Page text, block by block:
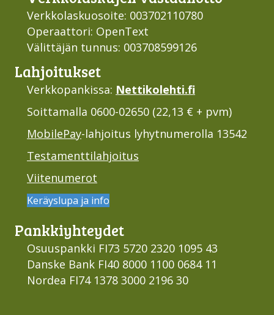
Verkkolaskuosoite: 003702110780
Operaattori: OpenText
Välittäjän tunnus: 003708599126
Lahjoi­tukset
Verkkopankissa: Nettikolehti.fi
Soittamalla 0600-02650 (22,13 € + pvm)
MobilePay-lahjoitus lyhytnumerolla 13542
Testamenttilahjoitus
Viitenumerot
Keräyslupa ja info
Pankki­yhteydet
Osuuspankki FI73 5720 2320 1095 43
Danske Bank FI40 8000 1100 0684 11
Nordea FI74 1378 3000 2196 30